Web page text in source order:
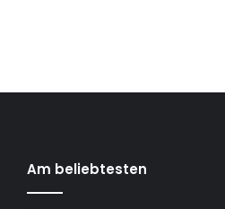
Am beliebtesten